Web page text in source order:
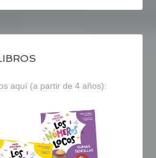
aquí (a partir de 4 años):